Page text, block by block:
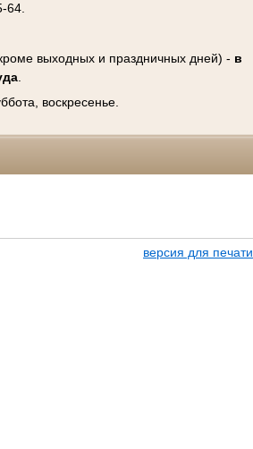
64.
выходных и праздничных дней) - в
.
воскресенье.
версия для печати